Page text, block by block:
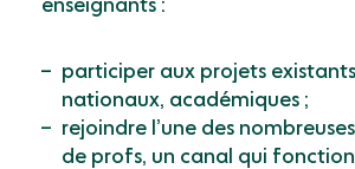
enseignants :
participer aux projets
nationaux, académiques ;
rejoindre l’une des
de profs, un canal qui